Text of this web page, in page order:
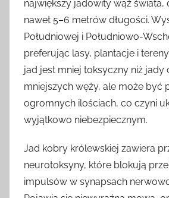
największy jadowity wąż świata,
nawet 5–6 metrów długości.
Południowej i Południowo-
preferując lasy, plantacje i
jad jest mniej toksyczny niż jady
mniejszych węży, ale może być
ogromnych ilościach, co czyni
wyjątkowo niebezpiecznym.
Jad kobry królewskiej zawiera
neurotoksyny, które blokują
impulsów w synapsach